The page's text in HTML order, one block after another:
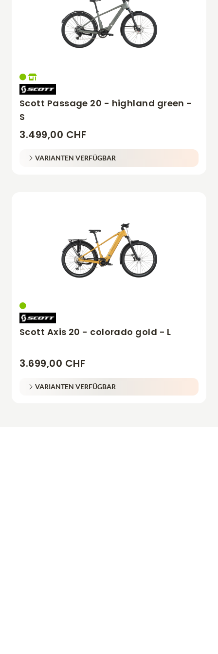
Scott Passage 20 - highland green -
S
3.499,00 CHF
VARIANTEN VERFÜGBAR
Scott Axis 20 - colorado gold - L
3.699,00 CHF
VARIANTEN VERFÜGBAR